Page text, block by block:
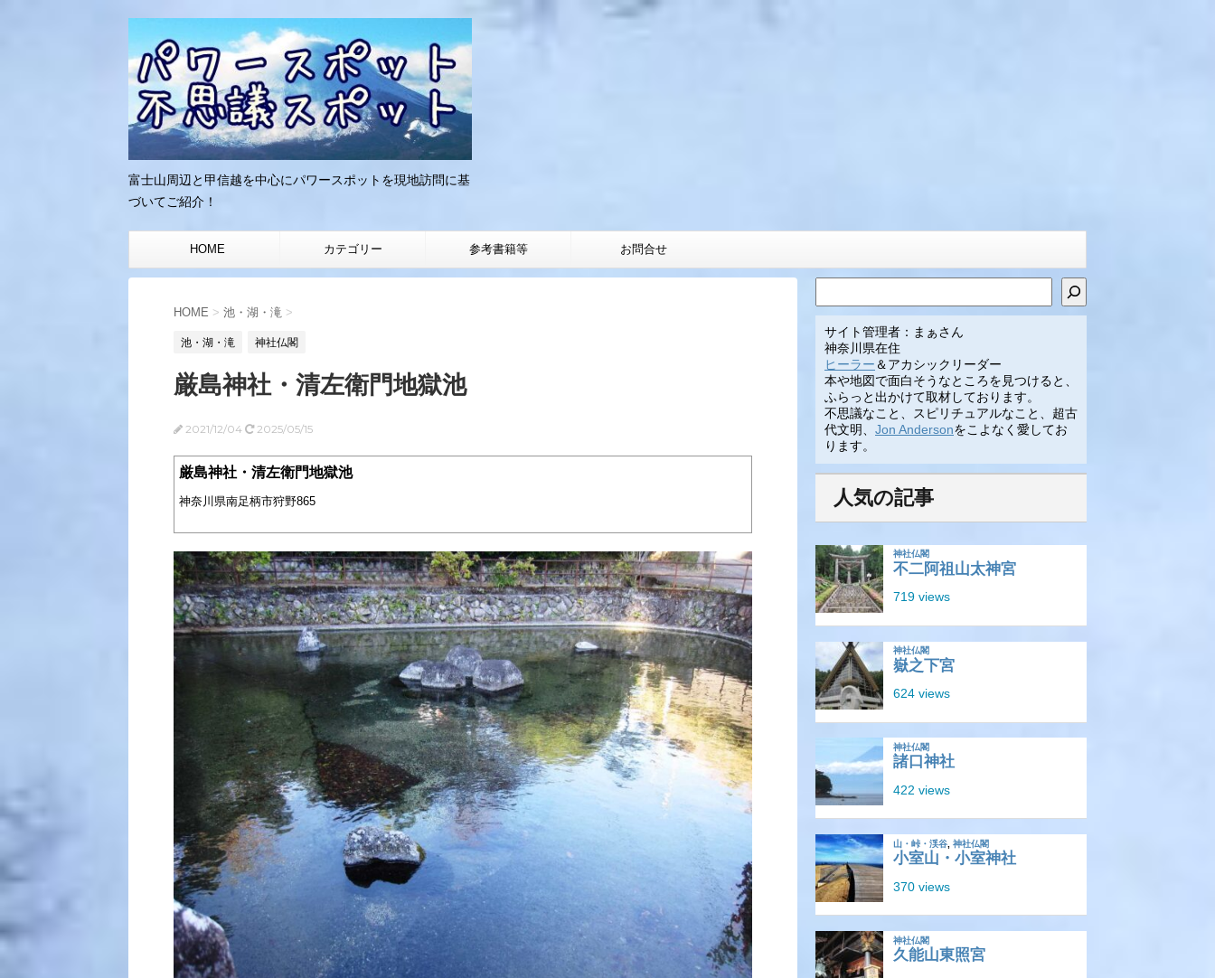
富士山周辺と甲信越を中心にパワースポットを現地訪問に基
づいてご紹介！
HOME カテゴリー 参考書籍等 お問合せ
HOME > 池・湖・滝 >
池・湖・滝 神社仏閣
厳島神社・清左衛門地獄池
2021/12/04 2025/05/15
厳島神社・清左衛門地獄池
神奈川県南足柄市狩野865
サイト管理者：まぁさん
神奈川県在住
ヒーラー ＆アカシックリーダー
本や地図で面白そうなところを見つけると、
ふらっと出かけて取材しております。
不思議なこと、スピリチュアルなこと、超古
代文明、 Jon Andersonをこよなく愛してお
ります。
人気の記事